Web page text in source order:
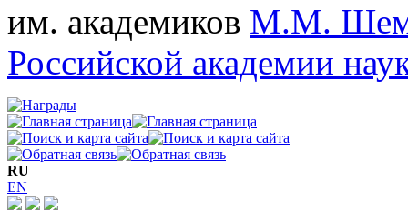
им. академиков М.М.
Российской академии
RU
EN